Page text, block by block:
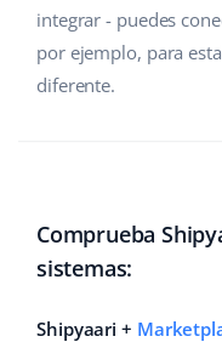
integrar - puedes
por ejemplo, para
diferente.
Comprueba
sistemas:
Shipyaari +